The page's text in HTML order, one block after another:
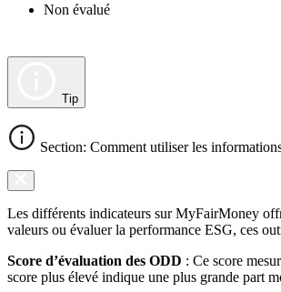
Non évalué
Tip
Section: Comment utiliser les
Les différents indicateurs sur MyFairMoney
valeurs ou évaluer la performance ESG, ces
Score d’évaluation des ODD : Ce score
score plus élevé indique une plus grande part